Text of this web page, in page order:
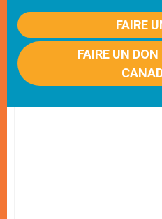
FAIRE
FAIRE UN